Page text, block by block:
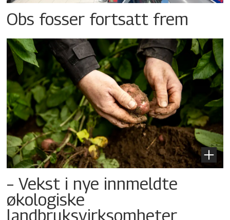
Obs fosser fortsatt frem
– Vekst i nye innmeldte
økologiske
landbruksvirksomheter